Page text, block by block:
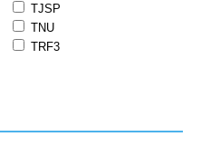
TJSP
TNU
TRF3